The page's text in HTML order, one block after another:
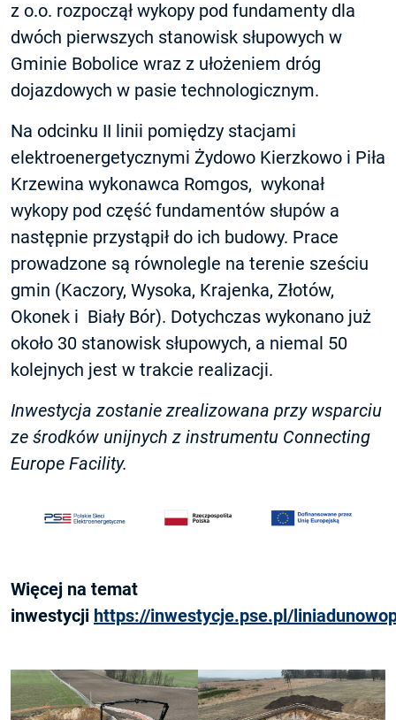
z o.o. rozpoczął wykopy pod fundamenty dla
dwóch pierwszych stanowisk słupowych w
Gminie Bobolice wraz z ułożeniem dróg
dojazdowych w pasie technologicznym.
Na odcinku II linii pomiędzy stacjami
elektroenergetycznymi Żydowo Kierzkowo i Piła
Krzewina wykonawca Romgos, wykonał
wykopy pod część fundamentów słupów a
następnie przystąpił do ich budowy. Prace
prowadzone są równolegle na terenie sześciu
gmin (Kaczory, Wysoka, Krajenka, Złotów,
Okonek i Biały Bór). Dotychczas wykonano już
około 30 stanowisk słupowych, a niemal 50
kolejnych jest w trakcie realizacji.
Inwestycja zostanie zrealizowana przy wsparciu
ze środków unijnych z instrumentu Connecting
Europe Facility.
Więcej na temat
inwestycji https://inwestycje.pse.pl/